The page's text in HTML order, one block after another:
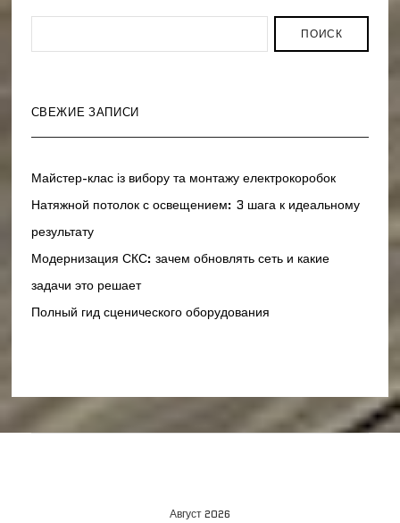
ПОИСК
СВЕЖИЕ ЗАПИСИ
Майстер-клас із вибору та монтажу електрокоробок
Натяжной потолок с освещением: 3 шага к идеальному
результату
Модернизация СКС: зачем обновлять сеть и какие
задачи это решает
Полный гид сценического оборудования
Август 2026